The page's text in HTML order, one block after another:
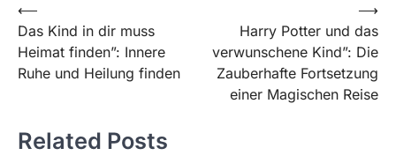
Post
navigation
⟵
Das Kind in dir muss
Heimat finden”: Innere
Ruhe und Heilung finden
Harry Potter und das
verwunschene Kind”: Die
Zauberhafte Fortsetzung
einer Magischen Reise
⟶
Related Posts